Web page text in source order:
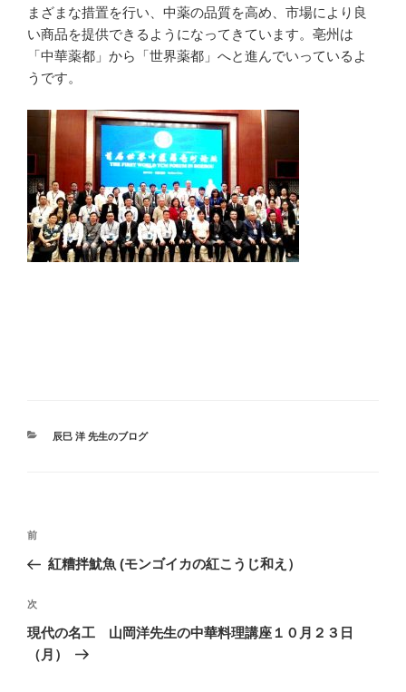
まざまな措置を行い、中薬の品質を高め、市場により良
い商品を提供できるようになってきています。亳州は
「中華薬都」から「世界薬都」へと進んでいっているよ
うです。
カ
辰巳 洋 先生のブログ
投
ナ
ビ
ゲ
ー
前
の
稿
前
紅糟拌魷魚 (モンゴイカの紅こうじ和え）
次
の
投
次
現代の名工 山岡洋先生の中華料理講座１０月２３日
（月）